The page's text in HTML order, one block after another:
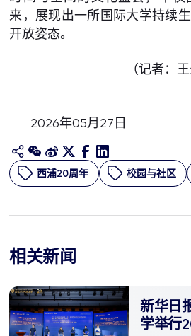
来，展现出一所国际大学持续
开放姿态。
（记者：
2026年05月27日
西浦20周年 校园与社区
相关新闻
新华日
学举行